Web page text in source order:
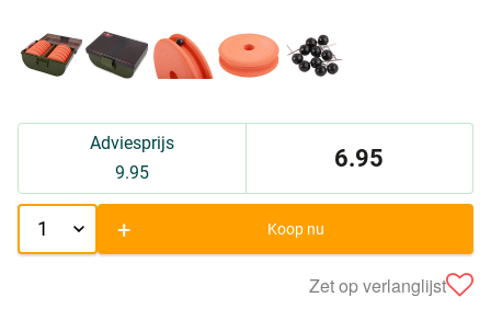
Adviesprijs
9.95
6.95
+ Koop nu
Zet op verlanglijst